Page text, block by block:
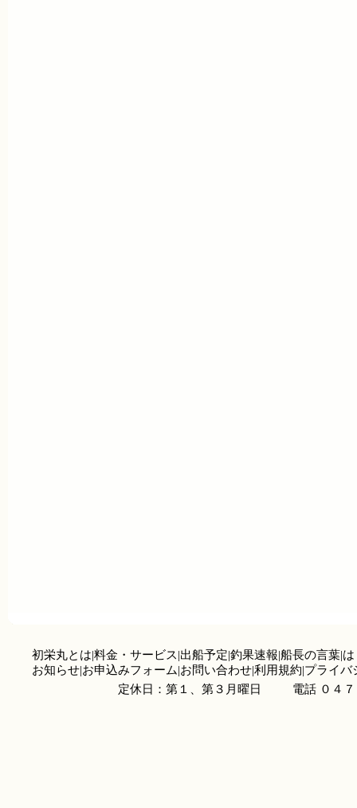
初栄丸とは|料金・サービス|出船予定|釣果速報|船長の言葉|
お知らせ|お申込みフォーム|お問い合わせ|利用規約|プライバ
定休日：第１、第３月曜日
電話 ０４